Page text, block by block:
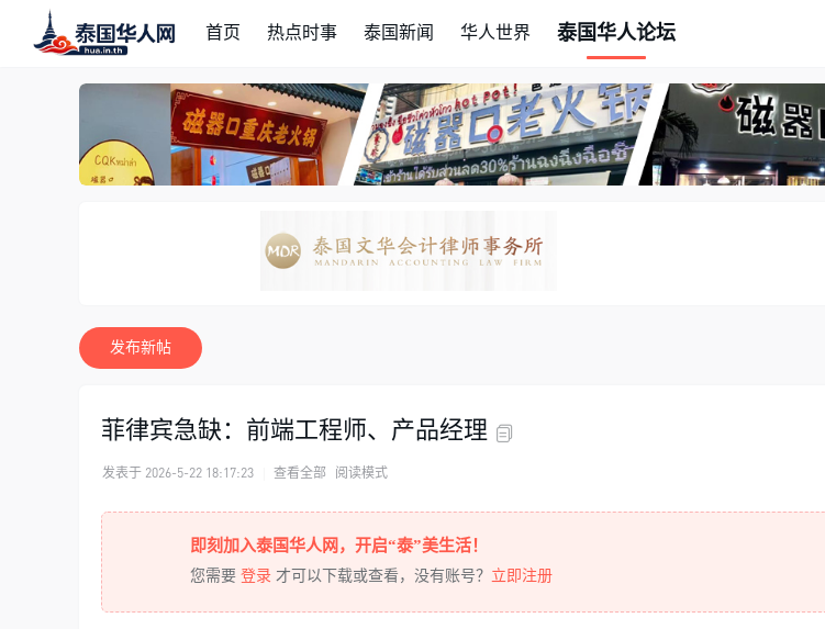
首页 热点时事 泰国新闻 华人世界 泰国华人论坛
发布新帖
菲律宾急缺：前端工程师、产品经理
发表于 2026-5-22 18:17:23 查看全部 阅读模式
即刻加入泰国华人网，开启“泰”美生活！
您需要 登录 才可以下载或查看，没有账号？ 立即注册